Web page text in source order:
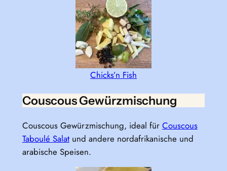
Chicks’n Fish
Couscous Gewürzmischung
Couscous Gewürzmischung, ideal für Couscous
Taboulé Salatund andere nordafrikanische und
arabische Speisen.